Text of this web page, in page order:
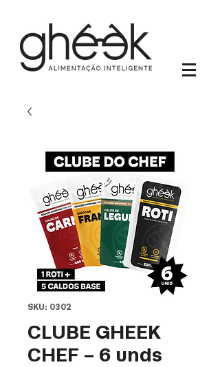
SKU: 0302
CLUBE GHEEK
CHEF - 6 unds